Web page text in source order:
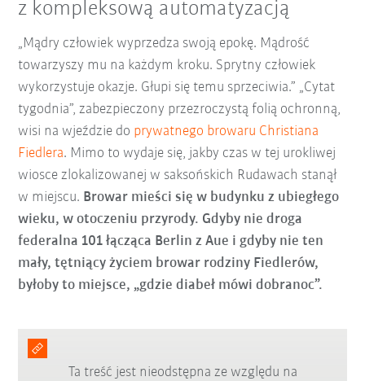
z kompleksową automatyzacją
„Mądry człowiek wyprzedza swoją epokę. Mądrość
towarzyszy mu na każdym kroku. Sprytny człowiek
wykorzystuje okazje. Głupi się temu sprzeciwia.” „Cytat
tygodnia”, zabezpieczony przezroczystą folią ochronną,
wisi na wjeździe do prywatnego browaru Christiana
Fiedlera. Mimo to wydaje się, jakby czas w tej urokliwej
wiosce zlokalizowanej w saksońskich Rudawach stanął
w miejscu. Browar mieści się w budynku z ubiegłego
wieku, w otoczeniu przyrody. Gdyby nie droga
federalna 101 łącząca Berlin z Aue i gdyby nie ten
mały, tętniący życiem browar rodziny Fiedlerów,
byłoby to miejsce, „gdzie diabeł mówi dobranoc”.
Ta treść jest nieodstępna ze względu na